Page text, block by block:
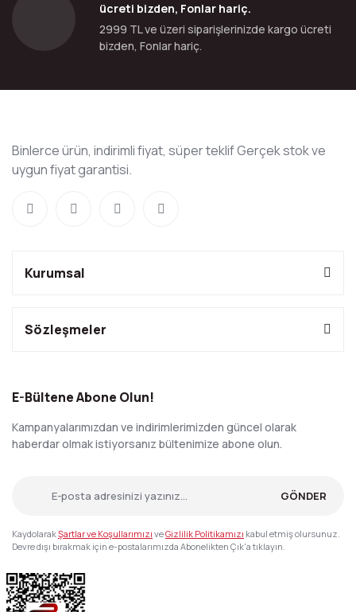
ücreti bizden, Fonlar hariç.
2999 TL ve üzeri siparişlerinizde kargo ücreti
bizden, Fonlar hariç.
Binlerce ürün, indirimli fiyat, süper teklif Gerçek stok ve
uygun fiyat garantisi.
Kurumsal
Sözleşmeler
E-Bültene Abone Olun!
Kampanyalarımızdan ve indirimlerimizden güncel olarak
haberdar olmak istiyorsanız bültenimize abone olun.
GÖNDER
KaydolarakŞartlar ve Koşullarımızı veGizlilik Politikamızı kabul etmiş olursunuz.
Devre dışı bırakmak için e-postalarımızda Abonelikten Çık'a tıklayın.